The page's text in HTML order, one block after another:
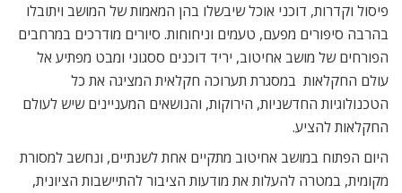
פיסול וקדרות, דוכני אוכל שיבשלו בהן המאמות של המושב ויתובלו
בהרבה סיפורים מפעם, טעמים וניחוחות. סיורים מודרכים במרחבים
הפורחים של מושב אחיטוב, יריד דוכנים ססגוני ומבט מפתיע אל
עולם החקלאות  במסגרת תערוכה חקלאית המציגה את כל
הטכנולוגיות החדשניות, הירוקות, והנושאים המעניינים שיש לעולם
החקלאות להציע.
היום הפתוח במושב אחיטוב מתקיים אחת לשנתיים, ונחשב למסורת
מקומית, במטרה להעלות את מודעות הציבור להתיישבות הציונית,